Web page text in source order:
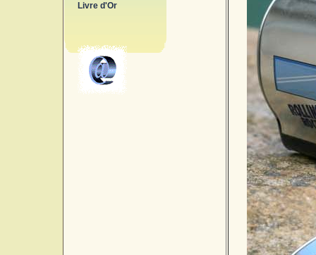
Livre d'Or